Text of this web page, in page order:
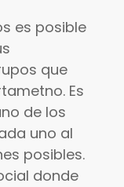
es posible
que
Es
de los
uno al
posibles.
donde